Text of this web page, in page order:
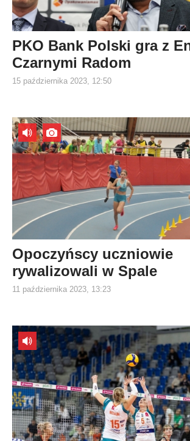
PKO Bank Polski gra z
Czarnymi Radom
15 października 2023, 12:50
Opoczyńscy uczniowie
rywalizowali w Spale
11 października 2023, 13:23